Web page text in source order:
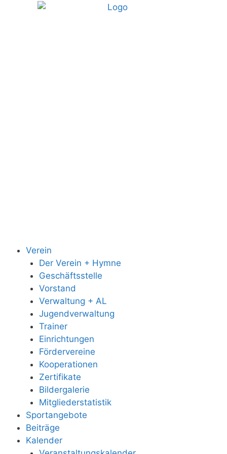
Verein
Der Verein + Hymne
Geschäftsstelle
Vorstand
Verwaltung + AL
Jugendverwaltung
Trainer
Einrichtungen
Fördervereine
Kooperationen
Zertifikate
Bildergalerie
Mitgliederstatistik
Sportangebote
Beiträge
Kalender